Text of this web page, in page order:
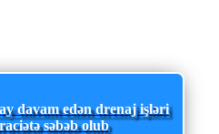
davam edən drenaj işləri
səbəb olub